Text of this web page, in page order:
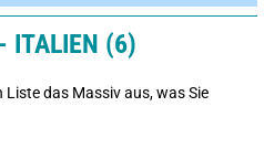
ITALIEN (6)
Liste das Massiv aus, was Sie